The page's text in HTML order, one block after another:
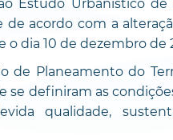
Estudo Urbanístico
acordo com a
dia 10 de dezembro de
de Planeamento do
se definiram as
qualidade,